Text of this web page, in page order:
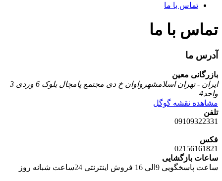
تماس با ما
تماس با ما
آدرس ما
بازرگانی معین
ایران - تهران اسلامشهرواوان خ دی مجتمع پامچال بلوک 6 وردی 3
واحد4
مشاهده نقشه گوگل
تلفن
09109322331
فکس
02156161821
ساعات بازگشایی
ساعت پاسخگویی 9الی 16 فروش اینترنتی 24ساعت شبانه روز